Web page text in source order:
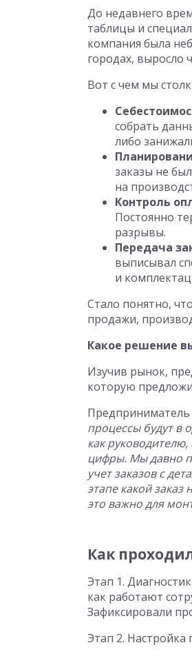
До недавнего
таблицы и
компания была
городах, выросло
Вот с чем мы
собрать
либо
заказы не
на
Контроль
Постоянно
разрывы.
Передача
выписывал
и
Стало понятно,
продажи,
Какое решение
Изучив рынок,
которую
Предприниматель
процессы будут в
как
цифры. Мы давно
учет заказов с
этапе какой
это важно для
Как
Этап 1.
как работают
Зафиксировали
Этап 2.